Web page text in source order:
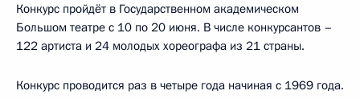
Конкурс пройдёт в Государственном академическом
Большом театре с 10 по 20 июня. В числе конкурсантов –
122 артиста и 24 молодых хореографа из 21 страны.
Конкурс проводится раз в четыре года начиная с 1969 года.